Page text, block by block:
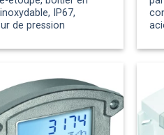
IP67,
de pression